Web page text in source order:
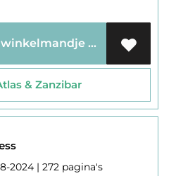
Voeg toe aan mijn winkelmandje
& Zanzibar
2024 | 272 pagina's